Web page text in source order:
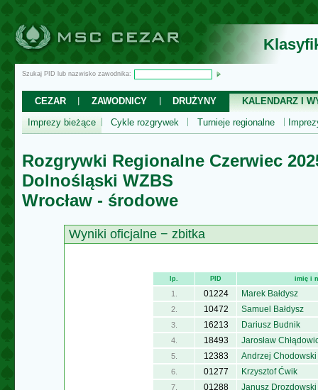
Szukaj PID lub nazwisko zawodnika:
CEZAR ZAWODNICY DRUŻYNY
KALENDARZ I
Imprezy bieżące
Cykle rozgrywek Turnieje regionalne
Rozgrywki Regionalne Czerwiec
Dolnośląski WZBS
Wrocław - środowe
Wyniki oficjalne − zbitka
lp. PID imię i
1. 01224 Marek Bałdysz
2. 10472 Samuel Bałdysz
3. 16213 Dariusz Budnik
4. 18493 Jarosław
5. 12383 Andrzej Chodowski
6. 01277 Krzysztof Ćwik
7. 01288 Janusz Drozdowski